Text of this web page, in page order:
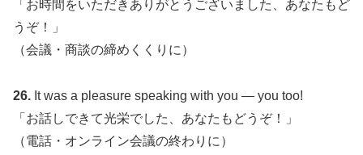
「お時間をいただきありがとうございました、あなたもど
うぞ！」
（会議・商談の締めくくりに）
26. It was a pleasure speaking with you — you too!
「お話しできて光栄でした、あなたもどうぞ！」
（電話・オンライン会議の終わりに）